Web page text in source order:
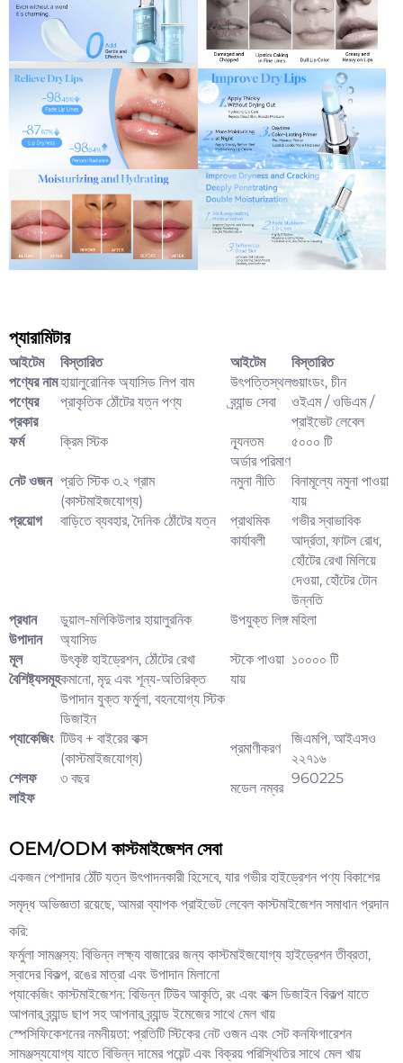
প্যারামিটার
আইটেম বিস্তারিত আইটেম
বিস্তারিত
পণ্যের নামহায়ালুরোনিক অ্যাসিড লিপ বাম উৎপত্তিস্থলগুয়াংডং, চীন
পণ্যের
প্রকার
প্রাকৃতিক ঠোঁটের যত্ন পণ্য ব্র্যান্ড সেবা
ওইএম / ওডিএম /
প্রাইভেট লেবেল
ফর্ম
ক্রিম স্টিক
ন্যূনতম
অর্ডার পরিমাণ
৫০০০ টি
নেট ওজন প্রতি স্টিক ৩.২ গ্রাম
(কাস্টমাইজযোগ্য)
নমুনা নীতি
বিনামূল্যে নমুনা পাওয়া
যায়
প্রয়োগ
বাড়িতে ব্যবহার, দৈনিক ঠোঁটের যত্ন
প্রাথমিক
কার্যাবলী
গভীর স্বাভাবিক
আর্দ্রতা, ফাটল রোধ,
হোঁটের রেখা মিলিয়ে
দেওয়া, হোঁটের টোন
উন্নতি
প্রধান
উপাদান
ডুয়াল-মলিকিউলার হায়ালুরনিক
অ্যাসিড
উপযুক্ত লিঙ্গমহিলা
মূল
বৈশিষ্ট্যসমূহ
উৎকৃষ্ট হাইড্রেশন, ঠোঁটের রেখা
কমানো, মৃদু এবং শূন্য-অতিরিক্ত
উপাদান যুক্ত ফর্মুলা, বহনযোগ্য স্টিক
ডিজাইন
স্টকে পাওয়া
যায়
১০০০০ টি
প্যাকেজিং টিউব + বাইরের বাক্স
(কাস্টমাইজযোগ্য)
প্রমাণীকরণ
জিএমপি, আইএসও
২২৭১৬
শেলফ
লাইফ
৩ বছর
মডেল নম্বর
960225
OEM/ODM কাস্টমাইজেশন সেবা
একজন পেশাদার ঠোঁট যত্ন উৎপাদনকারী হিসেবে, যার গভীর হাইড্রেশন পণ্য বিকাশের
সমৃদ্ধ অভিজ্ঞতা রয়েছে, আমরা ব্যাপক প্রাইভেট লেবেল কাস্টমাইজেশন সমাধান প্রদান
করি:
ফর্মুলা সামঞ্জস্য: বিভিন্ন লক্ষ্য বাজারের জন্য কাস্টমাইজযোগ্য হাইড্রেশন তীব্রতা,
স্বাদের বিকল্প, রঙের মাত্রা এবং উপাদান মিলানো
প্যাকেজিং কাস্টমাইজেশন: বিভিন্ন টিউব আকৃতি, রং এবং বাক্স ডিজাইন বিকল্প যাতে
আপনার ব্র্যান্ড ছাপ সহ আপনার ব্র্যান্ড ইমেজের সাথে মেল খায়
স্পেসিফিকেশনের নমনীয়তা: প্রতিটি স্টিকের নেট ওজন এবং সেট কনফিগারেশন
সামঞ্জস্যযোগ্য যাতে বিভিন্ন দামের পয়েন্ট এবং বিক্রয় পরিস্থিতির সাথে মেল খায়